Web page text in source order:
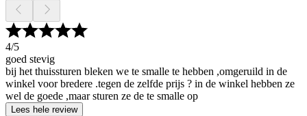
4/5
goed stevig
bij het thuissturen bleken we te smalle te hebben ,omgeruild in de
winkel voor bredere .tegen de zelfde prijs ? in de winkel hebben ze
wel de goede ,maar sturen ze de te smalle op
Lees hele review